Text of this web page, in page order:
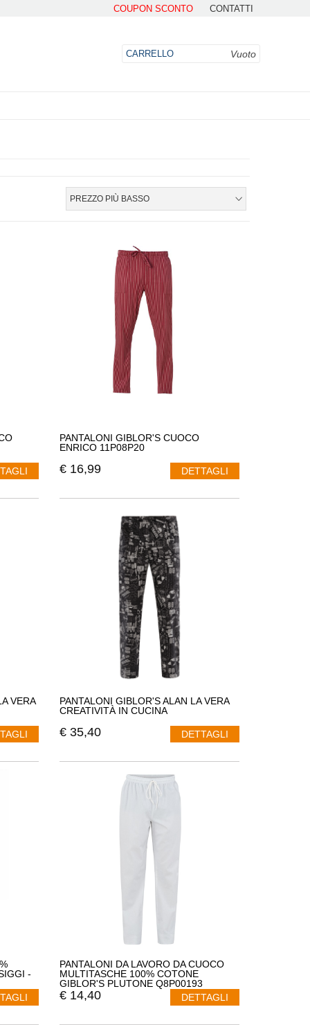
COUPON SCONTO CONTATTI
CARRELLO Vuoto
PREZZO PIÙ BASSO
PANTALONI GIBLOR'S CUOCO
ENRICO 11P08P20
€ 16,99 DETTAGLI
VERA
PANTALONI GIBLOR'S ALAN LA VERA
CREATIVITÀ IN CUCINA
€ 35,40 DETTAGLI
-
PANTALONI DA LAVORO DA CUOCO
MULTITASCHE 100% COTONE
GIBLOR'S PLUTONE Q8P00193
€ 14,40 DETTAGLI